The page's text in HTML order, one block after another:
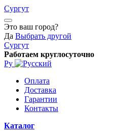
Сургут
Это ваш город?
Да Выбрать другой
Сургут
Работаем круглосуточно
Ру
Оплата
Доставка
Гарантии
Контакты
Каталог